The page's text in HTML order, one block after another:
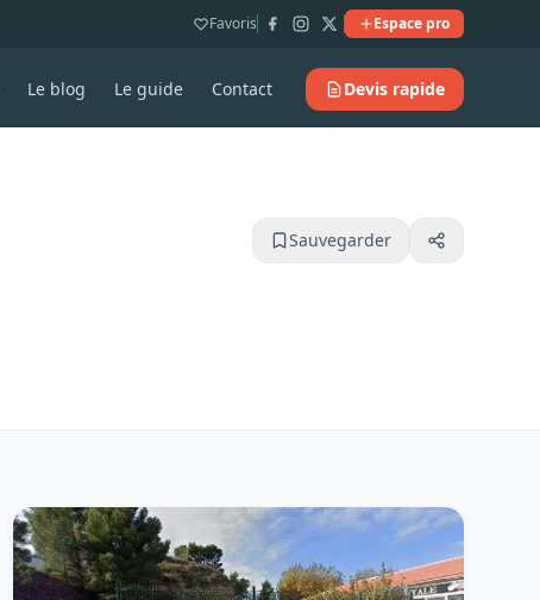
Favoris Espace pro
Le blog Le guide Contact Devis rapide
Sauvegarder